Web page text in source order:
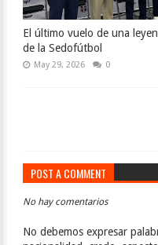
El último vuelo de una
de la Sedofútbol
May 29, 2026 0
POST A COMMENT
No hay comentarios
No debemos expresar